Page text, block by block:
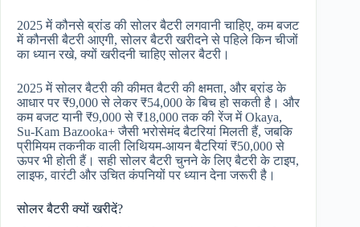
2025 में कौनसे ब्रांड की सोलर बैटरी लगवानी चाहिए, कम बजट
में कौनसी बैटरी आएगी, सोलर बैटरी खरीदने से पहिले किन चीजों
का ध्यान रखे, क्यों खरीदनी चाहिए सोलर बैटरी।
2025 में सोलर बैटरी की कीमत बैटरी की क्षमता, और ब्रांड के
आधार पर ₹9,000 से लेकर ₹54,000 के बिच हो सकती है। और
कम बजट यानी ₹9,000 से ₹18,000 तक की रेंज में Okaya,
Su-Kam Bazooka+ जैसी भरोसेमंद बैटरियां मिलती हैं, जबकि
प्रीमियम तकनीक वाली लिथियम-आयन बैटरियां ₹50,000 से
ऊपर भी होती हैं। सही सोलर बैटरी चुनने के लिए बैटरी के टाइप,
लाइफ, वारंटी और उचित कंपनियों पर ध्यान देना जरूरी है।
सोलर बैटरी क्यों खरीदें?